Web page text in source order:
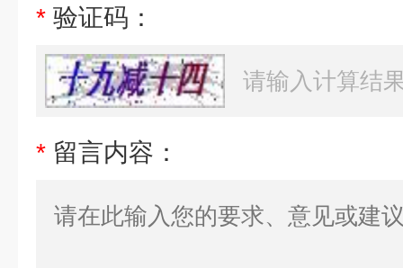
* 验证码：
* 留言内容：